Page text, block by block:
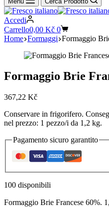
Accedi
Carrello0,00 Kč 0
Home Formaggi Formaggio
Formaggio Brie
367,22 Kč
Conservare in frigorifero.
nel prezzo: 1 pezzo/i da 1,2 kg.
Pagamento sicuro garantito
100 disponibili
Formaggio Brie Francese 60%.